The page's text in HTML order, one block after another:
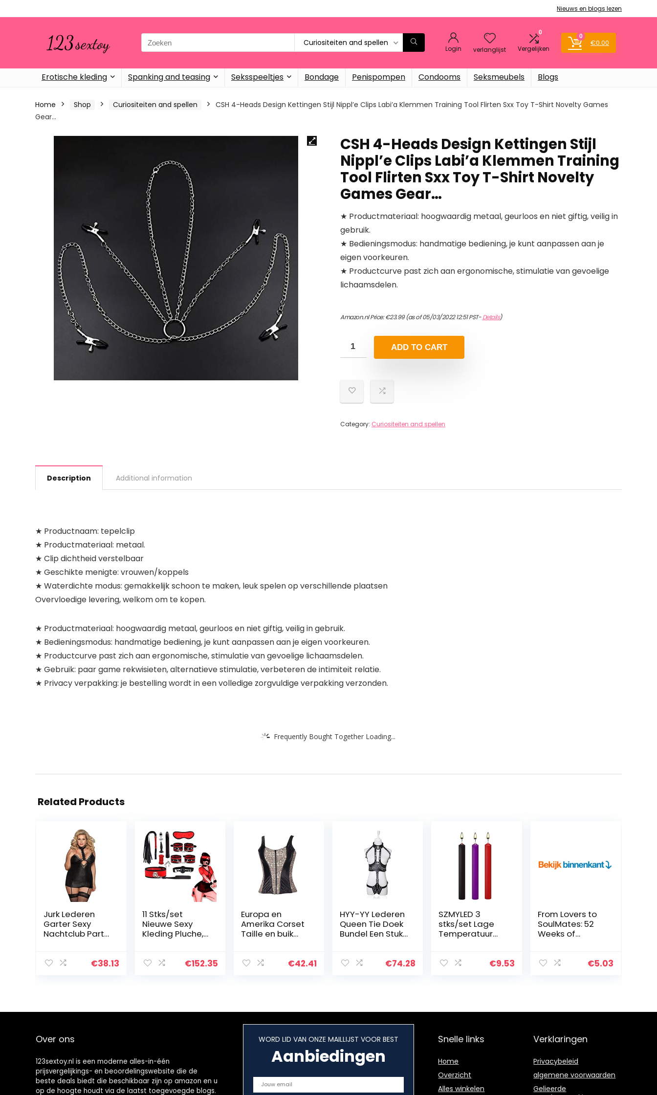
Nieuws en blogs lezen
Search
for:
Curiositeiten and spellen
Login verlanglijst
0
Vergelijken
0
€0.00
Erotische kleding Spanking and teasing Seksspeeltjes Bondage Penispompen Condooms Seksmeubels Blogs
Home Shop Curiositeiten and spellen
CSH 4-Heads Design Kettingen Stijl Nippl’e Clips Labi’a Klemmen Training Tool Flirten Sxx Toy T-Shirt Novelty Games
Gear…
CSH 4-Heads Design Kettingen Stijl
Nippl’e Clips Labi’a Klemmen Training
Tool Flirten Sxx Toy T-Shirt Novelty
Games Gear…
★ Productmateriaal: hoogwaardig metaal, geurloos en niet giftig, veilig in
gebruik.
★ Bedieningsmodus: handmatige bediening, je kunt aanpassen aan je
eigen voorkeuren.
★ Productcurve past zich aan ergonomische, stimulatie van gevoelige
lichaamsdelen.
Amazon.nl Price:€23.99(as of 05/03/2022 12:51 PST-Details)
ADD TO CART
Category: Curiositeiten and spellen
Description Additional information
★ Productnaam: tepelclip
★ Productmateriaal: metaal.
★ Clip dichtheid verstelbaar
★ Geschikte menigte: vrouwen/koppels
★ Waterdichte modus: gemakkelijk schoon te maken, leuk spelen op verschillende plaatsen
Overvloedige levering, welkom om te kopen.
★ Productmateriaal: hoogwaardig metaal, geurloos en niet giftig, veilig in gebruik.
★ Bedieningsmodus: handmatige bediening, je kunt aanpassen aan je eigen voorkeuren.
★ Productcurve past zich aan ergonomische, stimulatie van gevoelige lichaamsdelen.
★ Gebruik: paar game rekwisieten, alternatieve stimulatie, verbeteren de intimiteit relatie.
★ Privacy verpakking: je bestelling wordt in een volledige zorgvuldige verpakking verzonden.
Frequently Bought Together Loading...
Related Products
Jurk Lederen
Garter Sexy
Nachtclub Party
Rok 5XL
€38.13
11 Stks/set
Nieuwe Sexy
Kleding Pluche,
Bevestigingset
€152.35
Europa en
Amerika Corset
Taille en buik
Rits Slim L
€42.41
HYY-YY Lederen
Queen Tie Doek
Bundel Een Stuk
€74.28
SZMYLED 3
stks/set Lage
Temperatuur
SM Bed
€9.53
From Lovers to
SoulMates: 52
Weeks of
Satisfaction (Is
€5.03
Over ons
123sextoy.nl is een moderne alles-in-één
prijsvergelijkings- en beoordelingswebsite die de
beste deals biedt die beschikbaar zijn op amazon en u
op de hoogte houdt via de laatst toegevoegde blogs.
WORD LID VAN ONZE MAILLIJST VOOR BEST
Aanbiedingen
Snelle links
Home
Overzicht
Alles winkelen
Verklaringen
Privacybeleid
algemene voorwaarden
Gelieerde